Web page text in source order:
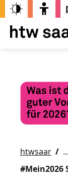
htwsaar
#Mein2026